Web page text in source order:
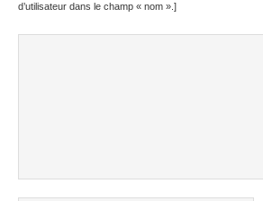
d’utilisateur dans le champ « nom ».]